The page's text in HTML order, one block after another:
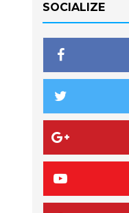
SOCIALIZE